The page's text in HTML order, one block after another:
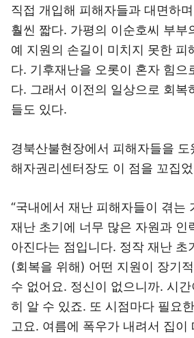
직접 개입해 피해자들과 대면하
훨씬 짧다. 가평의 이순호씨 부부
예 지원의 손길이 미치지 못한 피
다. 기후재난을 오롯이 혼자 힘으
다. 그래서 이전의 일상으로 회복
들도 있다.
경북산불현장에서 피해자들을 도
해자권리센터장도 이 점을 꼬집
“국내에서 재난 피해자들이 겪는
재난 초기에 너무 많은 자원과 인
아진다는 점입니다. 정작 재난 초
(회복을 위해) 어떤 지원이 장기
수 없어요. 정신이 없으니까. 시
히 알 수 있죠. 또 시점마다 필요
고요. 여름에 폭우가 내려서 집이